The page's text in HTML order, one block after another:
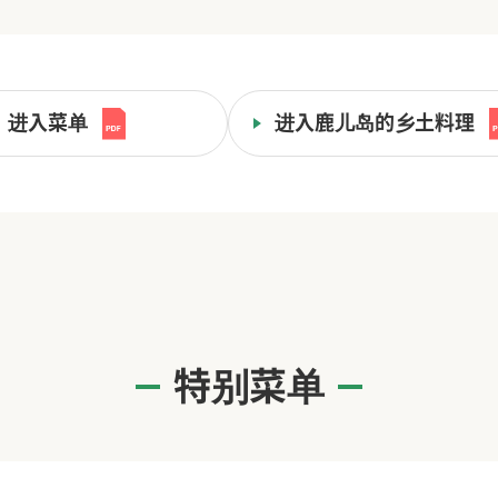
进入菜单 进入鹿儿岛的乡土料理
特别菜单